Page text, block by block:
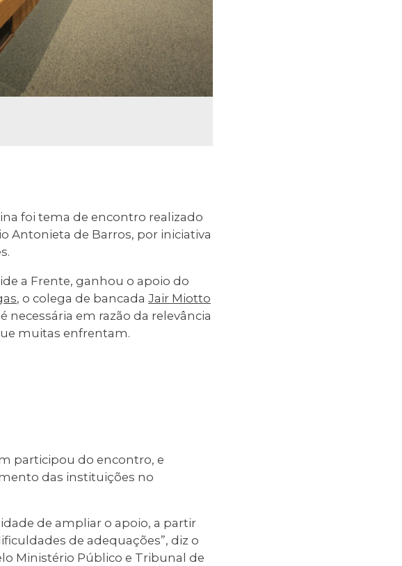
foi tema de encontro realizado
Antonieta de Barros, por iniciativa
a Frente, ganhou o apoio do
, o colega de bancada Jair Miotto
em razão da relevância
muitas enfrentam.
participou do encontro, e
das instituições no
de ampliar o apoio, a partir
de adequações”, diz o
Ministério Público e Tribunal de